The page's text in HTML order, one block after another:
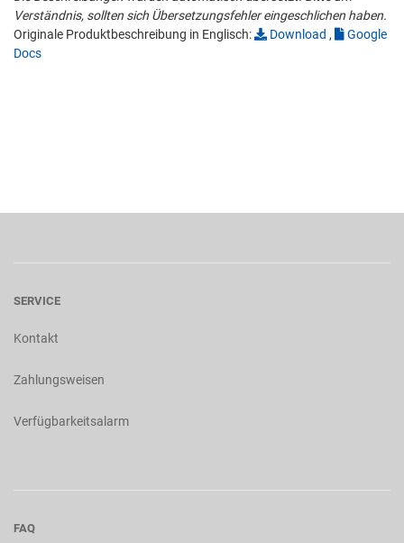
Verständnis, sollten sich Übersetzungsfehler eingeschlichen haben.
Originale Produktbeschreibung in Englisch:
Download ,
Google
Docs
SERVICE
Kontakt
Zahlungsweisen
Verfügbarkeitsalarm
FAQ